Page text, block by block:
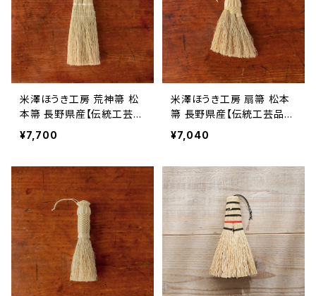
米澤ほうき工房 荒神箒 松
本箒 長野県産【伝統工芸
品】【民藝品】【掃除道具】
【ギフト プレゼント】【父の日
¥7,700
米澤ほうき工房 扇箒 松本
箒 長野県産【伝統工芸品】
【民藝品】【掃除道具】【ギフ
ト プレゼント】【父の日 お誕
¥7,040